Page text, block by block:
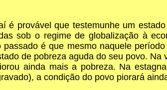
é provável que testemunhe um
sob o regime de globalização à
é que mesmo naquele
de pobreza aguda do seu povo.
ainda mais a pobreza. Na
a condição do povo piorará